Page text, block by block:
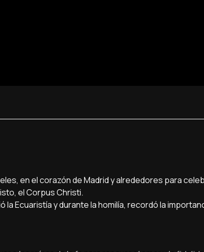
en el corazón de Madrid y alrededores para
el Corpus Christi.
Ecuaristía y durante la homilía, recordó la